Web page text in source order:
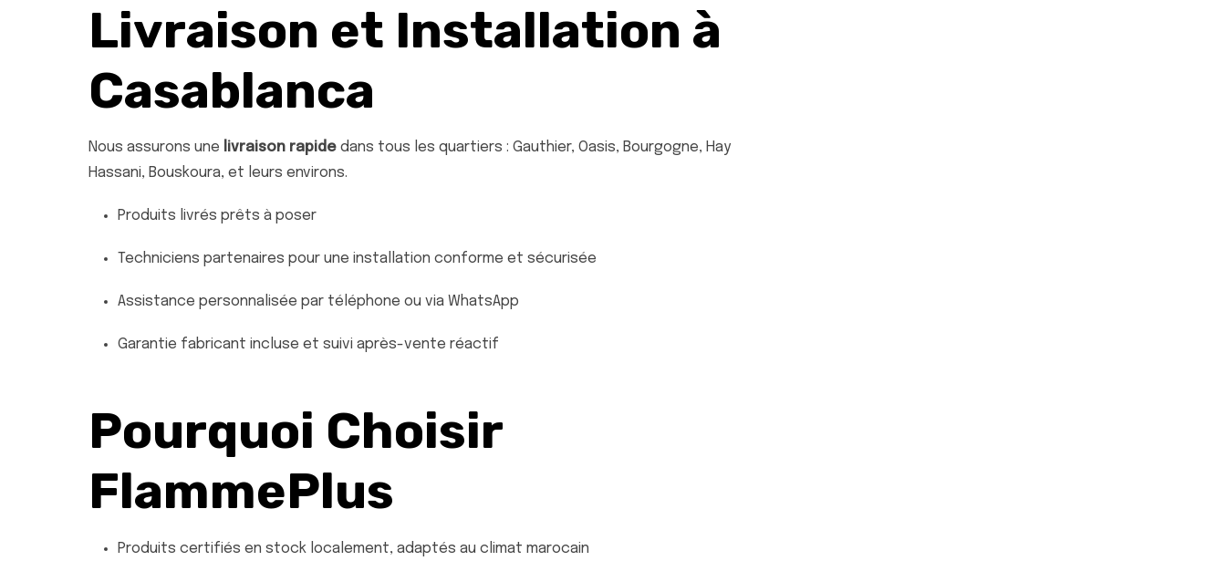
Livraison et Installation à
Casablanca
Nous assurons une livraison rapide dans tous les quartiers : Gauthier, Oasis, Bourgogne, Hay
Hassani, Bouskoura, et leurs environs.
Produits livrés prêts à poser
Techniciens partenaires pour une installation conforme et sécurisée
Assistance personnalisée par téléphone ou via WhatsApp
Garantie fabricant incluse et suivi après-vente réactif
Pourquoi Choisir
FlammePlus
Produits certifiés en stock localement, adaptés au climat marocain